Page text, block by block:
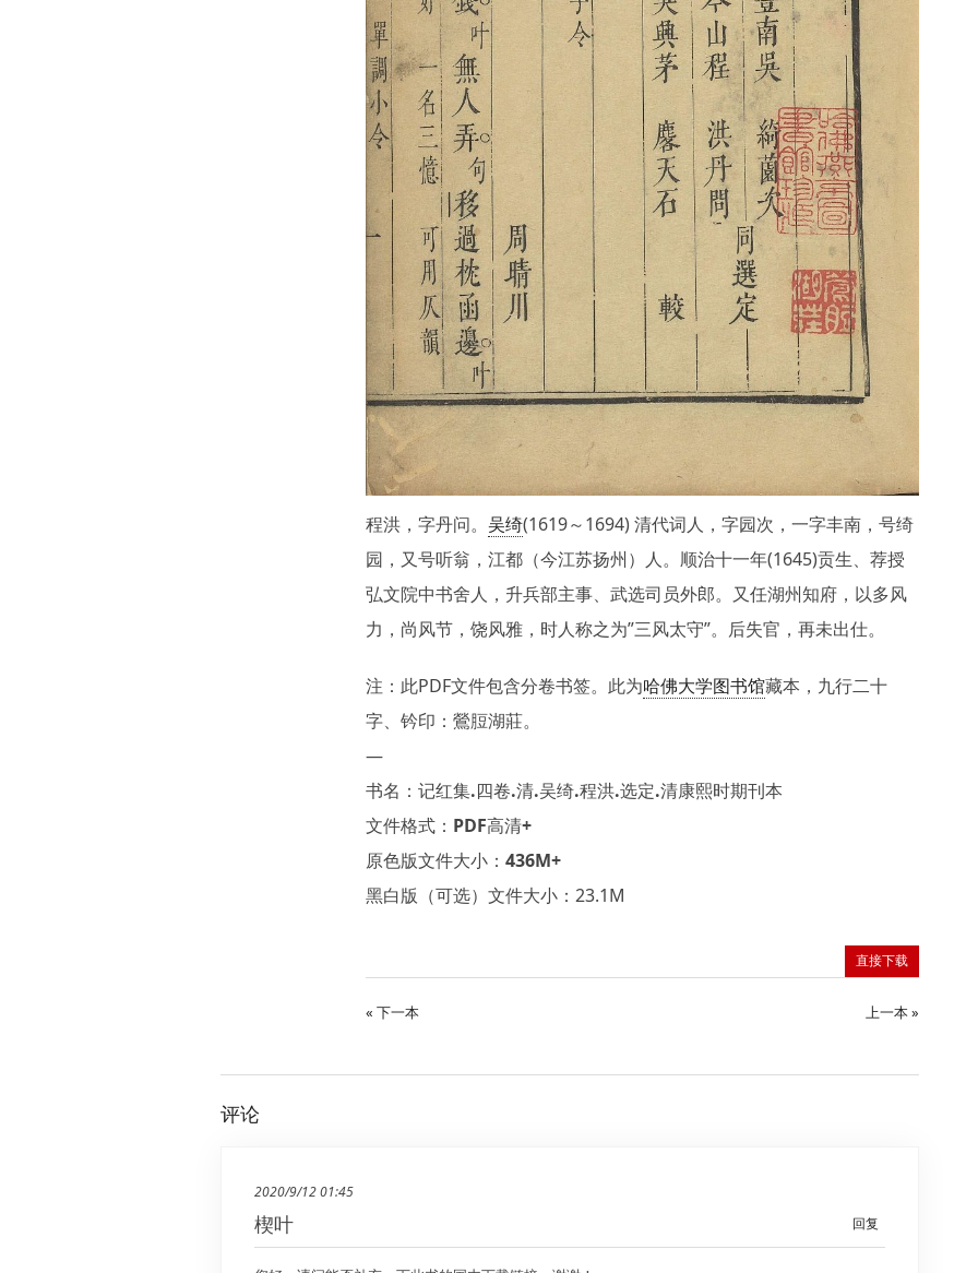
程洪，字丹问。吴绮(1619～1694) 清代词人，字园次，一字丰南，号绮
园，又号听翁，江都（今江苏扬州）人。顺治十一年(1645)贡生、荐授
弘文院中书舍人，升兵部主事、武选司员外郎。又任湖州知府，以多风
力，尚风节，饶风雅，时人称之为”三风太守”。后失官，再未出仕。
注：此PDF文件包含分卷书签。此为哈佛大学图书馆藏本，九行二十
字、钤印：鶯脰湖莊。
—
书名：记红集.四卷.清.吴绮.程洪.选定.清康熙时期刊本
文件格式：PDF高清+
原色版文件大小：436M+
黑白版（可选）文件大小：23.1M
直接下载
« 下一本 上一本 »
评论
2020/9/12 01:45
回复
楔叶